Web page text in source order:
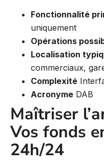
Fonctionnalité
uniquement
Opérations
Localisation
commerciaux,
Complexité
Acronyme DAB
Maîtriser
Vos fonds
24h/24